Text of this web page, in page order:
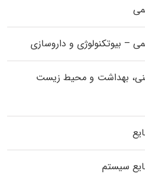
– بیوتکنولوژی و داروسازی
بهداشت و محیط زیست
سیستم